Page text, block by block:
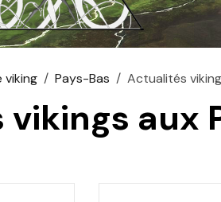
viking Pays-Bas Actualités
aux